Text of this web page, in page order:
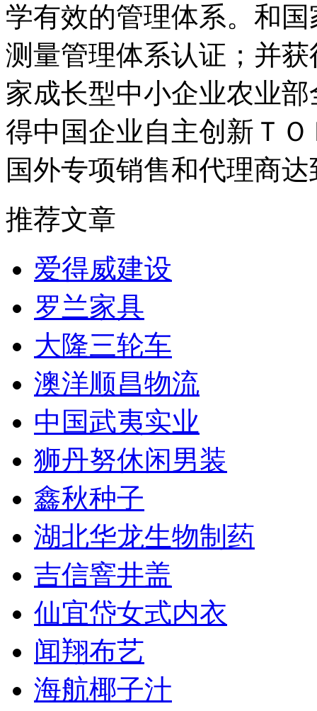
学有效的管理体系。和
测量管理体系认证；并
家成长型中小企业农业
得中国企业自主创新Ｔ
国外专项销售和代理商
推荐文章
爱得威建设
罗兰家具
大隆三轮车
澳洋顺昌物流
中国武夷实业
狮丹努休闲男装
鑫秋种子
湖北华龙生物制药
吉信窨井盖
仙宜岱女式内衣
闻翔布艺
海航椰子汁